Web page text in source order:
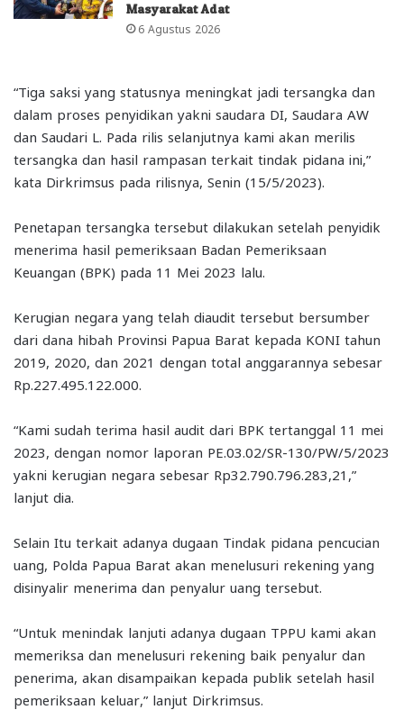
Masyarakat Adat
6 Agustus 2026
“Tiga saksi yang statusnya meningkat jadi tersangka dan
dalam proses penyidikan yakni saudara DI, Saudara AW
dan Saudari L. Pada rilis selanjutnya kami akan merilis
tersangka dan hasil rampasan terkait tindak pidana ini,”
kata Dirkrimsus pada rilisnya, Senin (15/5/2023).
Penetapan tersangka tersebut dilakukan setelah penyidik
menerima hasil pemeriksaan Badan Pemeriksaan
Keuangan (BPK) pada 11 Mei 2023 lalu.
Kerugian negara yang telah diaudit tersebut bersumber
dari dana hibah Provinsi Papua Barat kepada KONI tahun
2019, 2020, dan 2021 dengan total anggarannya sebesar
Rp.227.495.122.000.
“Kami sudah terima hasil audit dari BPK tertanggal 11 mei
2023, dengan nomor laporan PE.03.02/SR-130/PW/5/2023
yakni kerugian negara sebesar Rp32.790.796.283,21,”
lanjut dia.
Selain Itu terkait adanya dugaan Tindak pidana pencucian
uang, Polda Papua Barat akan menelusuri rekening yang
disinyalir menerima dan penyalur uang tersebut.
“Untuk menindak lanjuti adanya dugaan TPPU kami akan
memeriksa dan menelusuri rekening baik penyalur dan
penerima, akan disampaikan kepada publik setelah hasil
pemeriksaan keluar,” lanjut Dirkrimsus.